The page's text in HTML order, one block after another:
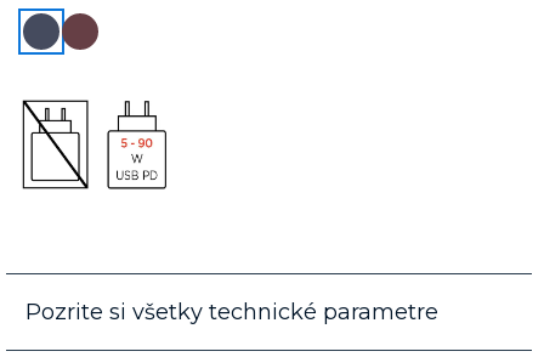
Pozrite si všetky technické parametre